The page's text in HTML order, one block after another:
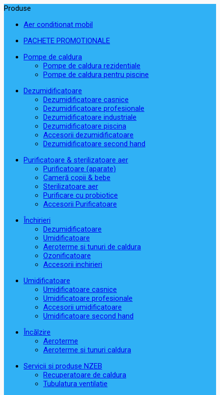
Produse
Aer conditionat mobil
PACHETE PROMOTIONALE
Pompe de caldura
Pompe de caldura rezidentiale
Pompe de caldura pentru piscine
Dezumidificatoare
Dezumidificatoare casnice
Dezumidificatoare profesionale
Dezumidificatoare industriale
Dezumidificatoare piscina
Accesorii dezumidificatoare
Dezumidificatoare second hand
Purificatoare & sterilizatoare aer
Purificatoare (aparate)
Cameră copii & bebe
Sterilizatoare aer
Purificare cu probiotice
Accesorii Purificatoare
Închirieri
Dezumidificatoare
Umidificatoare
Aeroterme si tunuri de caldura
Ozonificatoare
Accesorii inchirieri
Umidificatoare
Umidificatoare casnice
Umidificatoare profesionale
Accesorii umidificatoare
Umidificatoare second hand
Încălzire
Aeroterme
Aeroterme si tunuri caldura
Servicii si produse NZEB
Recuperatoare de caldura
Tubulatura ventilatie